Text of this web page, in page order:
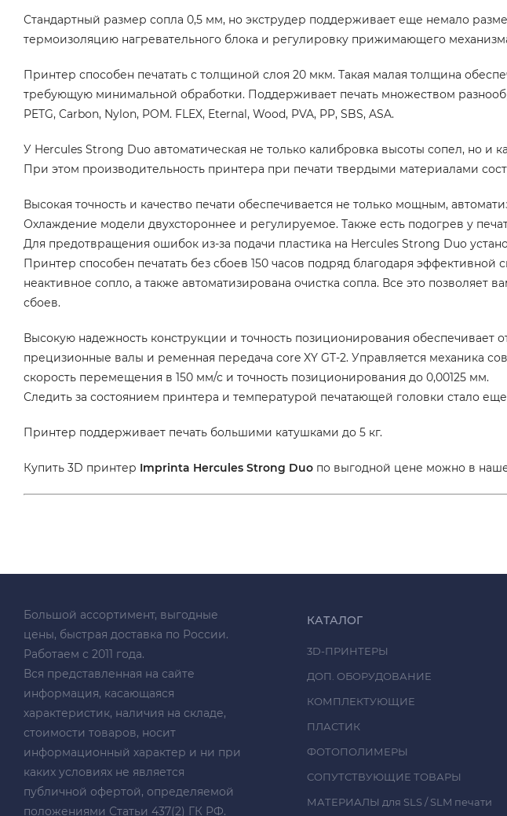
Стандартный размер сопла 0,5 мм, но экструдер поддерживает еще немало
термоизоляцию нагревательного блока и регулировку прижимающего
Принтер способен печатать с толщиной слоя 20 мкм. Такая малая толщина
требующую минимальной обработки. Поддерживает печать множеством
PETG, Carbon, Nylon, POM. FLEX, Eternal, Wood, PVA, PP, SBS, ASA.
У Hercules Strong Duo автоматическая не только калибровка высоты сопел, но и
При этом производительность принтера при печати твердыми материалами
Высокая точность и качество печати обеспечивается не только мощным,
Охлаждение модели двухстороннее и регулируемое. Также есть подогрев у
Для предотвращения ошибок из-за подачи пластика на Hercules Strong Duo
Принтер способен печатать без сбоев 150 часов подряд благодаря
неактивное сопло, а также автоматизирована очистка сопла. Все это
сбоев.
Высокую надежность конструкции и точность позиционирования
прецизионные валы и ременная передача core XY GT-2. Управляется механика
скорость перемещения в 150 мм/с и точность позиционирования до 0,00125 мм.
Следить за состоянием принтера и температурой печатающей головки стало
Принтер поддерживает печать большими катушками до 5 кг.
Купить 3D принтер Imprinta Hercules Strong Duo по выгодной цене можно в
Большой ассортимент, выгодные
цены, быстрая доставка по России.
Работаем с 2011 года.
Вся представленная на сайте
информация, касающаяся
характеристик, наличия на складе,
стоимости товаров, носит
информационный характер и ни при
каких условиях не является
публичной офертой, определяемой
положениями Статьи 437(2) ГК РФ.
КАТАЛОГ
3D-ПРИНТЕРЫ
ДОП. ОБОРУДОВАНИЕ
КОМПЛЕКТУЮЩИЕ
ПЛАСТИК
ФОТОПОЛИМЕРЫ
СОПУТСТВУЮЩИЕ ТОВАРЫ
МАТЕРИАЛЫ для SLS / SLM печати